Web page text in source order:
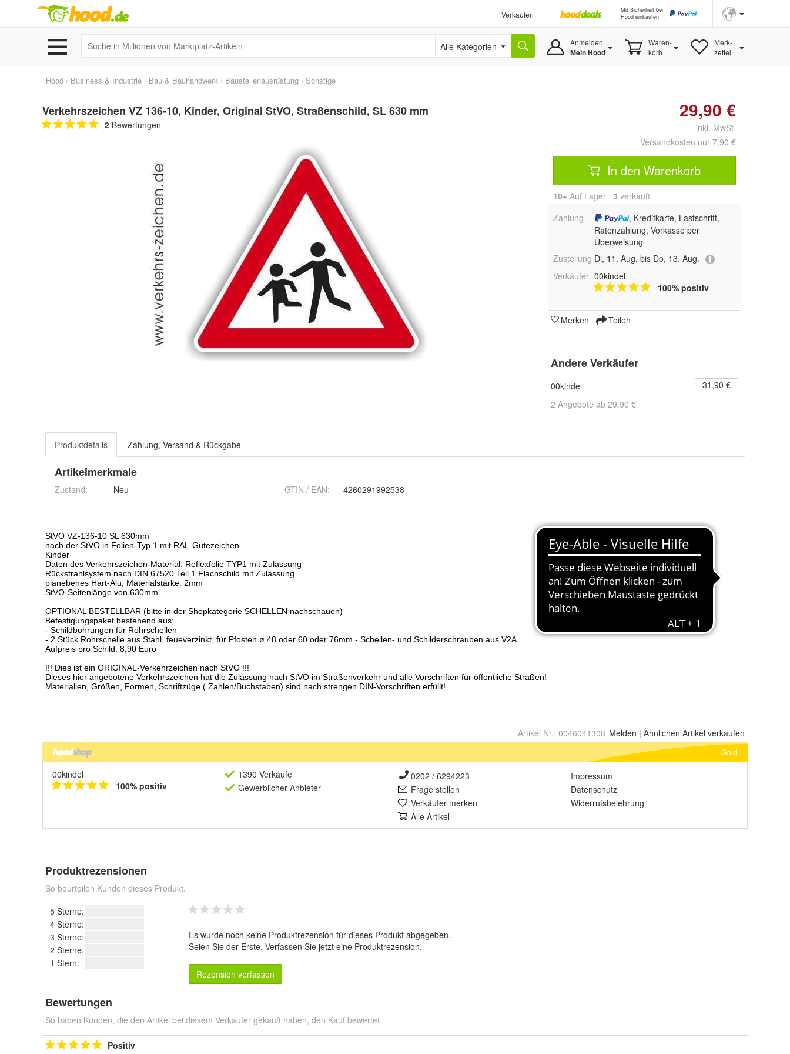
Verkaufen
Mit Sicherheit bei
Hood einkaufen
Alle Kategorien Anmelden
Mein Hood
Waren-
korb
Merk-
zettel
Hood › Business & Industrie › Bau & Bauhandwerk › Baustellenausrüstung › Sonstige
Verkehrszeichen VZ 136-10, Kinder, Original StVO, Straßenschild, SL 630 mm
2 Bewertungen
29,90 €
inkl. MwSt.
Versandkosten nur 7,90 €
In den Warenkorb
10+ Auf Lager 3 verkauft
Zahlung
, Kreditkarte, Lastschrift,
Ratenzahlung, Vorkasse per
Überweisung
Zustellung Di, 11. Aug. bis Do, 13. Aug.
Verkäufer 00kindel
100% positiv
Merken Teilen
Andere Verkäufer
00kindel
31,90 €
2 Angebote ab 29,90 €
Produktdetails Zahlung, Versand & Rückgabe
Artikelmerkmale
Zustand: Neu GTIN / EAN: 4260291992538
Artikel Nr.: 0046041308 Melden | Ähnlichen Artikel verkaufen
Gold
00kindel
100% positiv
1390 Verkäufe
Gewerblicher Anbieter
0202 / 6294223
Frage stellen
Verkäufer merken
Alle Artikel
Impressum
Datenschutz
Widerrufsbelehrung
Produktrezensionen
So beurteilen Kunden dieses Produkt.
5 Sterne:
4 Sterne:
3 Sterne:
2 Sterne:
1 Stern:
Es wurde noch keine Produktrezension für dieses Produkt abgegeben.
Seien Sie der Erste. Verfassen Sie jetzt eine Produktrezension.
Rezension verfassen
Bewertungen
So haben Kunden, die den Artikel bei diesem Verkäufer gekauft haben, den Kauf bewertet.
Positiv